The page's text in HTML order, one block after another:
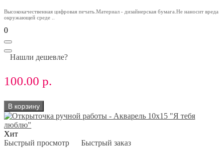
Высококачественная цифровая печать.Материал - дизайнерская бумага.Не наносит вреда
окружающей среде ..
0
Нашли дешевле?
100.00 р.
В корзину
Хит
Быстрый просмотр
Быстрый заказ